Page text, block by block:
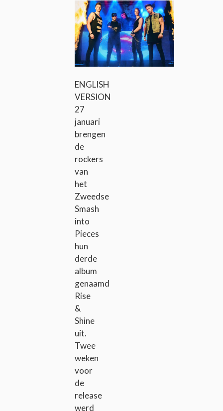
ENGLISH
VERSION
27
januari
brengen
de
rockers
van
het
Zweedse
Smash
into
Pieces
hun
derde
album
genaamd
Rise
&
Shine
uit.
Twee
weken
voor
de
release
werd